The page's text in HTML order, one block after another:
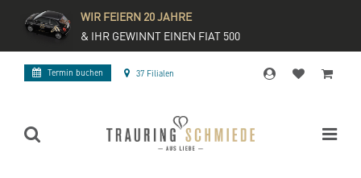
WIR FEIERN 20 JAHRE
& IHR GEWINNT EINEN FIAT 500
Termin buchen 37 Filialen